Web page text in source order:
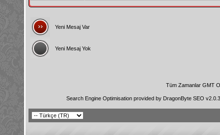
Yeni Mesaj Var
Yeni Mesaj Yok
Tüm Zamanlar GMT
Search Engine Optimisation provided by DragonByte SEO